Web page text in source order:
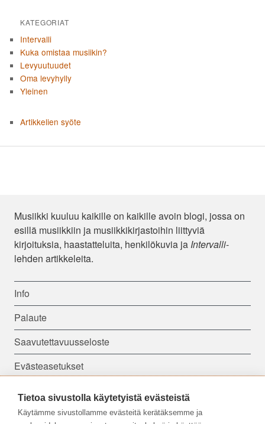
KATEGORIAT
Intervalli
Kuka omistaa musiikin?
Levyuutuudet
Oma levyhylly
Yleinen
Artikkelien syöte
Musiikki kuuluu kaikille on kaikille avoin blogi, jossa on
esillä musiikkiin ja musiikkikirjastoihin liittyviä
kirjoituksia, haastatteluita, henkilökuvia ja Intervalli-
lehden artikkeleita.
Info
Palaute
Saavutettavuusseloste
Evästeasetukset
Seuraa meitä:
Tietoa sivustolla käytetyistä evästeistä
Käytämme sivustollamme evästeitä kerätäksemme ja